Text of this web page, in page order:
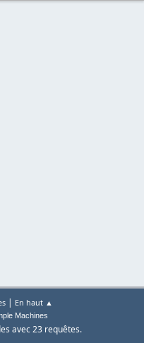
| En haut ▲
Machines
avec 23 requêtes.